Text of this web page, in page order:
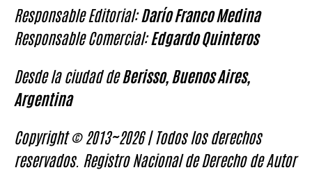
Responsable Editorial:Darío Franco Medina
Responsable Comercial:Edgardo Quinteros
Desde la ciudad deBerisso, Buenos Aires,
Argentina
Copyright © 2013~2026 | Todos los derechos
reservados. Registro Nacional de Derecho de Autor